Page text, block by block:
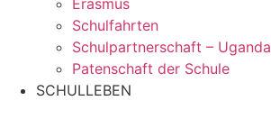
Schulfahrten
Schulpartnerschaft – Uganda
Patenschaft der Schule
SCHULLEBEN